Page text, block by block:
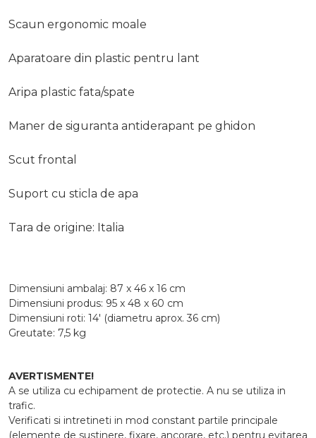
Scaun ergonomic moale
Aparatoare din plastic pentru lant
Aripa plastic fata/spate
Maner de siguranta antiderapant pe ghidon
Scut frontal
Suport cu sticla de apa
Tara de origine: Italia
Dimensiuni ambalaj: 87 x 46 x 16 cm
Dimensiuni produs: 95 x 48 x 60 cm
Dimensiuni roti: 14' (diametru aprox. 36 cm)
Greutate: 7,5 kg
AVERTISMENTE!
A se utiliza cu echipament de protectie. A nu se utiliza in
trafic.
Verificati si intretineti in mod constant partile principale
(elemente de sustinere, fixare, ancorare, etc.) pentru evitarea